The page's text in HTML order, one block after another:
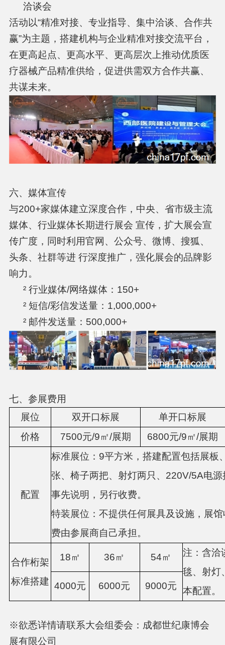
洽谈会
活动以“精准对接、专业指导、集中洽谈、合作共
赢”为主题，搭建机构与企业精准对接交流平台，
在更高起点、更高水平、更高层次上推动优质医
疗器械产品精准供给，促进供需双方合作共赢、
共谋未来。
六、媒体宣传
与200+家媒体建立深度合作，中央、省市级主流
媒体、行业媒体长期进行展会 宣传，扩大展会宣
传广度，同时利用官网、公众号、微博、搜狐、
头条、社群等进 行深度推广，强化展会的品牌影
响力。
² 行业媒体/网络媒体：150+
² 短信/彩信发送量：1,000,000+
² 邮件发送量：500,000+
七、参展费用
展位
双开口标展
单开口标展
价格
7500元/9㎡/展期 6800元/9㎡/展期
配置
标准展位： 9平方米，搭建配置包括展板
张、椅子两把、射灯两只、220V/5A电
事先说明，另行收费。
特装展位：不提供任何展具及设施，展
费由参展商自己承担。
合作桁架
标准搭建
18㎡ 36㎡ 54㎡
注：含洽
毯、射灯
本配置。
4000元 6000元 9000元
※欲悉详情请联系大会组委会：成都世纪康博会
展有限公司